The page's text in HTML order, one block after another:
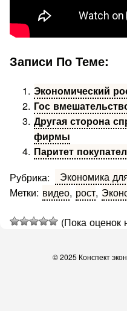
Записи По Теме:
Экономический
Гос
Другая сторона
фирмы
Паритет
Рубрика:
Экономика
Метки: видео, рост,
(Пока оценок
© 2025 Конспект